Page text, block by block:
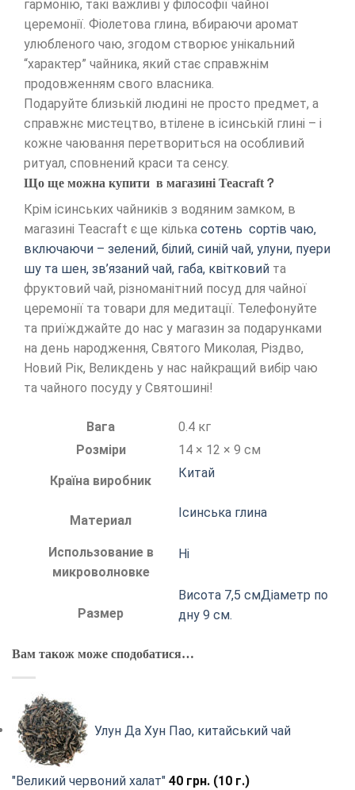
гармонію, такі важливі у філософії чайної
церемонії. Фіолетова глина, вбираючи аромат
улюбленого чаю, згодом створює унікальний
“характер” чайника, який стає справжнім
продовженням свого власника.
Подаруйте близькій людині не просто предмет, а
справжнє мистецтво, втілене в ісинській глині ​​– і
кожне чаювання перетвориться на особливий
ритуал, сповнений краси та сенсу.
Що ще можна купити в магазині Teacraft？
Крім ісинських чайників з водяним замком, в
магазині Teacraft є ще кілька сотень сортів чаю,
включаючи – зелений, білий, синій чай, улуни, пуери
шу та шен, зв’язаний чай, габа, квітковий та
фруктовий чай, різноманітний посуд для чайної
церемонії та товари для медитації. Телефонуйте
та приїжджайте до нас у магазин за подарунками
на день народження, Святого Миколая, Різдво,
Новий Рік, Великдень у нас найкращий вибір чаю
та чайного посуду у Святошині!
Вага
0.4 кг
Розміри
14 × 12 × 9 см
Країна виробник
Китай
Материал
Iсинська глина
Использование в
микроволновке
Ні
Размер
Висота 7,5 смДіаметр по
дну 9 см.
Вам також може сподобатися…
Улун Да Хун Пао, китайський чай
"Великий червоний халат" 40 грн. (10 г.)